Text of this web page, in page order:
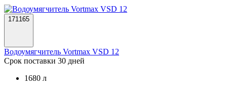
171165
Водоумягчитель Vortmax VSD 12
Срок поставки 30 дней
1680 л